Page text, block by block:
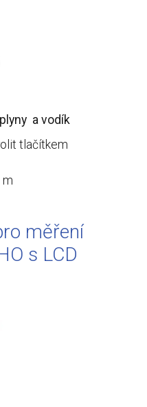
a vodík
tlačítkem
m
měření
s LCD